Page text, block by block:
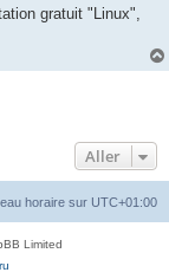
gratuit "Linux",
Aller
horaire sur UTC+01:00
Limited